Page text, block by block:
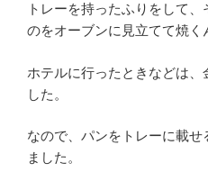
トレーを持ったふりをして
のをオーブンに見立てて焼く
ホテルに行ったときなどは、
した。
なので、パンをトレーに載
ました。